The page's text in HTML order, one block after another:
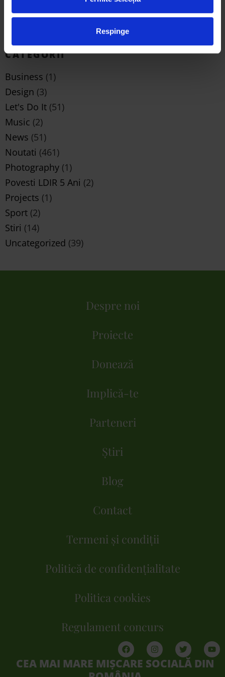
Respinge
semifinaliste Trash Art de la Universitatea de Arte din
CATEGORII
Business (1)
Design (3)
Let's Do It (51)
Music (2)
News (51)
Noutati (461)
Photography (1)
Povesti LDIR 5 Ani (2)
Projects (1)
Sport (2)
Stiri (14)
Uncategorized (39)
Despre noi
Proiecte
Donează
Implică-te
Parteneri
Știri
Blog
Contact
Termeni și condiții
Politică de confidențialitate
Politica cookies
Regulament concurs
CEA MAI MARE MIȘCARE SOCIALĂ DIN